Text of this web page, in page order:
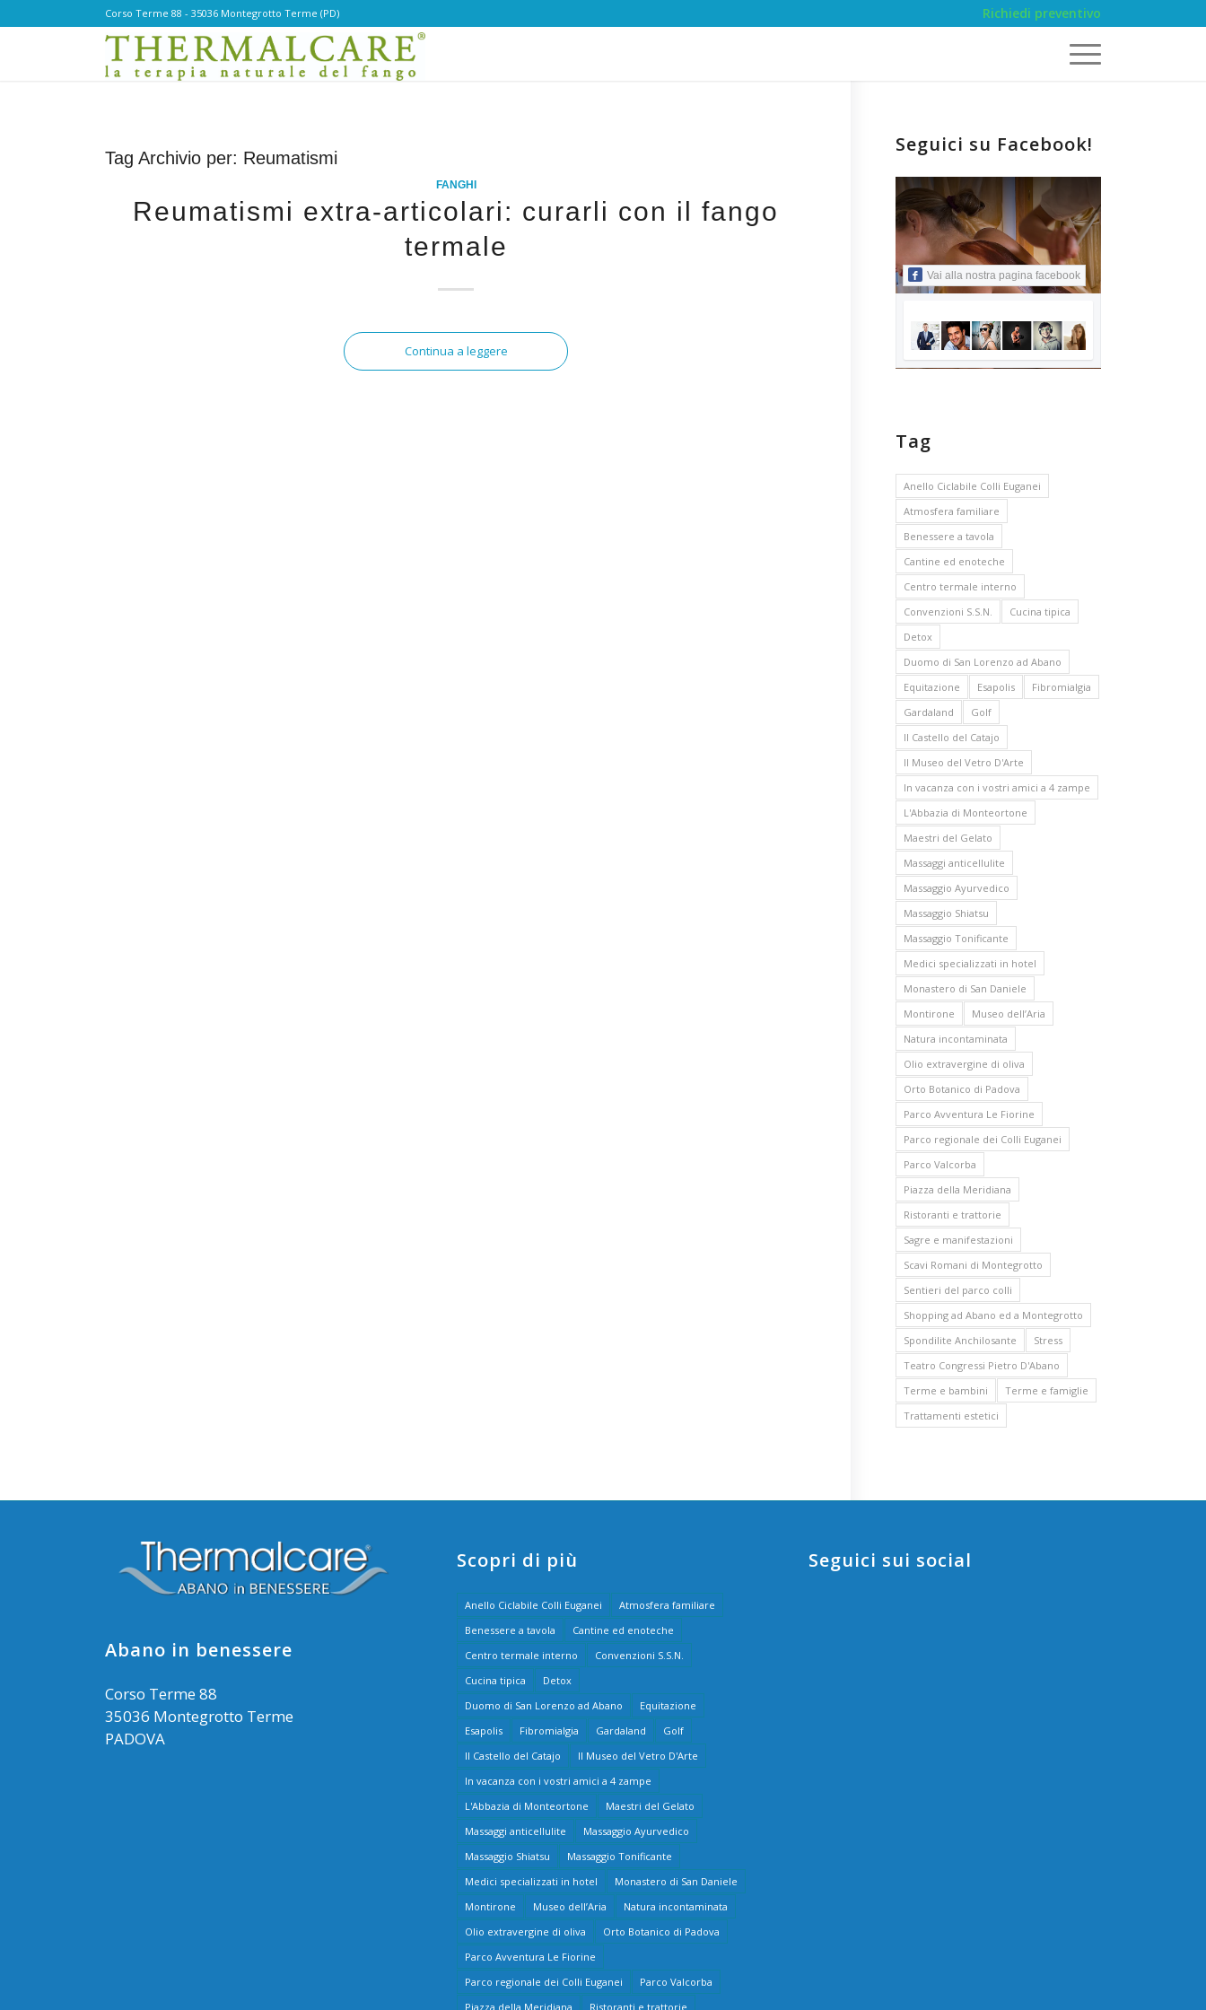
Corso Terme 88 - 35036 Montegrotto Terme (PD) Richiedi preventivo
Tag Archivio per: Reumatismi
FANGHI
Reumatismi extra-articolari: curarli con il fango
termale
Continua a leggere
Seguici su Facebook!
Vai alla nostra pagina facebook
Tag
Anello Ciclabile Colli Euganei
Atmosfera familiare
Benessere a tavola
Cantine ed enoteche
Centro termale interno
Convenzioni S.S.N.
Cucina tipica
Detox
Duomo di San Lorenzo ad Abano
Equitazione
Esapolis
Fibromialgia
Gardaland
Golf
Il Castello del Catajo
Il Museo del Vetro D'Arte
In vacanza con i vostri amici a 4 zampe
L'Abbazia di Monteortone
Maestri del Gelato
Massaggi anticellulite
Massaggio Ayurvedico
Massaggio Shiatsu
Massaggio Tonificante
Medici specializzati in hotel
Monastero di San Daniele
Montirone
Museo dell’Aria
Natura incontaminata
Olio extravergine di oliva
Orto Botanico di Padova
Parco Avventura Le Fiorine
Parco regionale dei Colli Euganei
Parco Valcorba
Piazza della Meridiana
Ristoranti e trattorie
Sagre e manifestazioni
Scavi Romani di Montegrotto
Sentieri del parco colli
Shopping ad Abano ed a Montegrotto
Spondilite Anchilosante
Stress
Teatro Congressi Pietro D'Abano
Terme e bambini
Terme e famiglie
Trattamenti estetici
Abano in benessere
Corso Terme 88
35036 Montegrotto Terme
PADOVA
Scopri di più
Anello Ciclabile Colli Euganei
Atmosfera familiare
Benessere a tavola
Cantine ed enoteche
Centro termale interno
Convenzioni S.S.N.
Cucina tipica
Detox
Duomo di San Lorenzo ad Abano
Equitazione
Esapolis
Fibromialgia Gardaland
Golf
Il Castello del Catajo
Il Museo del Vetro D'Arte
In vacanza con i vostri amici a 4 zampe
L'Abbazia di Monteortone
Maestri del Gelato
Massaggi anticellulite
Massaggio Ayurvedico
Massaggio Shiatsu
Massaggio Tonificante
Medici specializzati in hotel
Monastero di San Daniele
Montirone
Museo dell’Aria
Natura incontaminata
Olio extravergine di oliva
Orto Botanico di Padova
Parco Avventura Le Fiorine
Parco regionale dei Colli Euganei
Parco Valcorba
Piazza della Meridiana
Ristoranti e trattorie
Seguici sui social